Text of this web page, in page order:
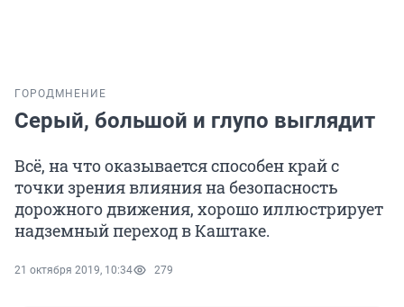
ГОРОД МНЕНИЕ
Серый, большой и глупо выглядит
Всё, на что оказывается способен край с
точки зрения влияния на безопасность
дорожного движения, хорошо иллюстрирует
надземный переход в Каштаке.
21 октября 2019, 10:34 279